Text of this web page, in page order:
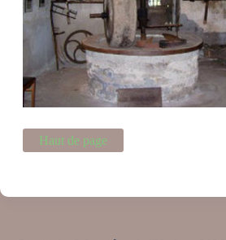
Haut de page